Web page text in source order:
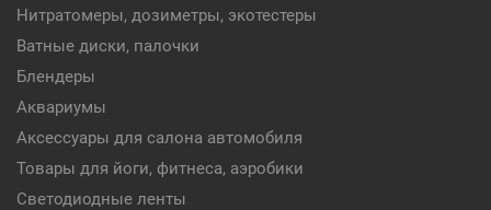
Нитратомеры, дозиметры, экотестеры
Ватные диски, палочки
Блендеры
Аквариумы
Аксессуары для салона автомобиля
Товары для йоги, фитнеса, аэробики
Светодиодные ленты